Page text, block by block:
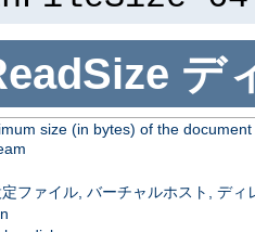
デ
size (in bytes) of the
ファイル, バーチャルホスト, ディ